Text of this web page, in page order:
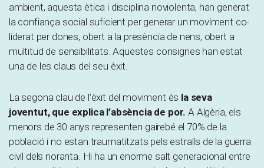
ambient, aquesta ètica i disciplina noviolenta, han generat
la confiança social suficient per generar un moviment co-
liderat per dones, obert a la presència de nens, obert a
multitud de sensibilitats. Aquestes consignes han estat
una de les claus del seu èxit.
La segona clau de l’èxit del moviment és la seva
joventut, que explica l’absència de por.A Algèria, els
menors de 30 anys representen gairebé el 70% de la
població i no estan traumatitzats pels estralls de la guerra
civil dels noranta. Hi ha un enorme salt generacional entre